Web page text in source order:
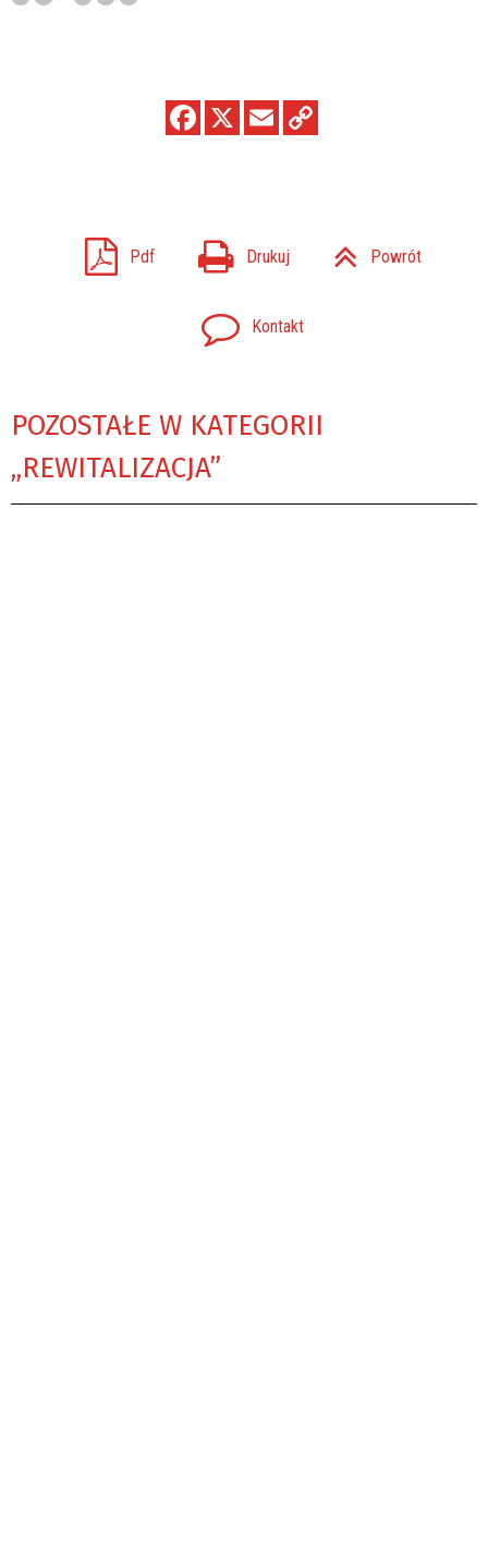
Pdf Drukuj Powrót
Kontakt
POZOSTAŁE W KATEGORII
„REWITALIZACJA”